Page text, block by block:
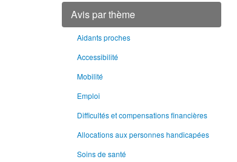
Avis par thème
Aidants proches
Accessibilité
Mobilité
Emploi
Difficultés et compensations financières
Allocations aux personnes handicapées
Soins de santé